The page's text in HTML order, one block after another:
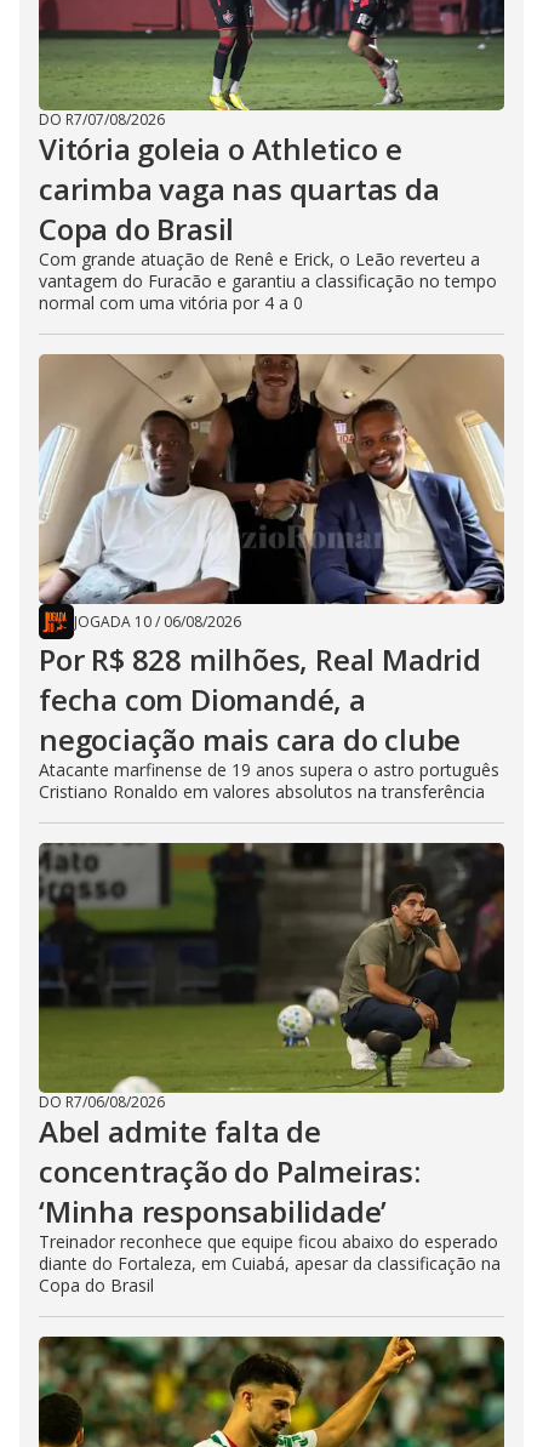
DO R7/07/08/2026
Vitória goleia o Athletico e
carimba vaga nas quartas da
Copa do Brasil
Com grande atuação de Renê e Erick, o Leão reverteu a
vantagem do Furacão e garantiu a classificação no tempo
normal com uma vitória por 4 a 0
JOGADA 10/ 06/08/2026
Por R$ 828 milhões, Real Madrid
fecha com Diomandé, a
negociação mais cara do clube
Atacante marfinense de 19 anos supera o astro português
Cristiano Ronaldo em valores absolutos na transferência
DO R7/06/08/2026
Abel admite falta de
concentração do Palmeiras:
‘Minha responsabilidade’
Treinador reconhece que equipe ficou abaixo do esperado
diante do Fortaleza, em Cuiabá, apesar da classificação na
Copa do Brasil